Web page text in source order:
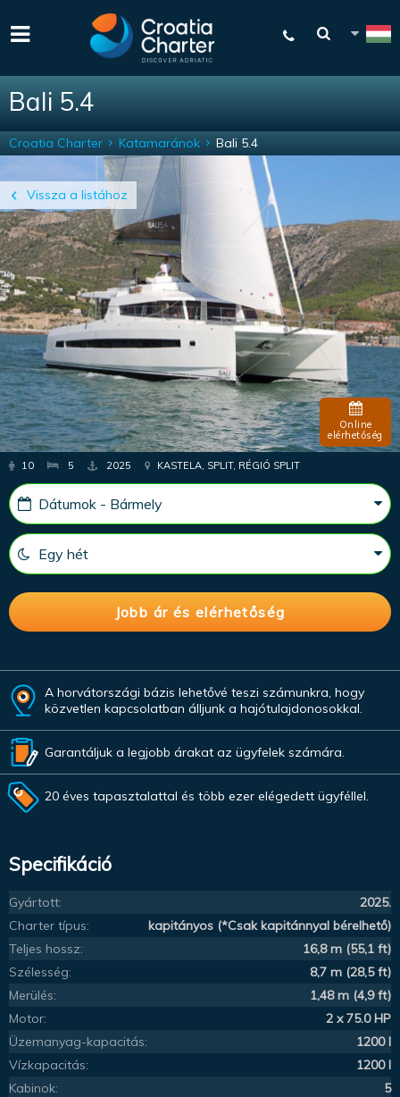
Bali 5.4
Vissza a listához
Croatia Charter Katamaránok Bali 5.4
Online
elérhetőség
10 5 2025 KASTELA, SPLIT, RÉGIÓ SPLIT
A horvátországi bázis lehetővé teszi számunkra, hogy
közvetlen kapcsolatban álljunk a hajótulajdonosokkal.
Garantáljuk a legjobb árakat az ügyfelek számára.
20 éves tapasztalattal és több ezer elégedett ügyféllel.
Specifikáció
Gyártott:
2025.
Charter típus:
kapitányos (*Csak kapitánnyal bérelhető)
Teljes hossz:
16,8 m (55,1 ft)
Szélesség:
8,7 m (28,5 ft)
Merülés:
1,48 m (4,9 ft)
Motor:
2 x 75.0 HP
Üzemanyag-kapacitás:
1200 l
Vízkapacitás:
1200 l
Kabinok:
5